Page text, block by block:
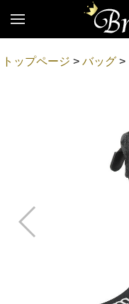
トップページ >バッグ >